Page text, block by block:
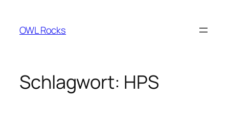
springen
OWL Rocks
Schlagwort: HPS